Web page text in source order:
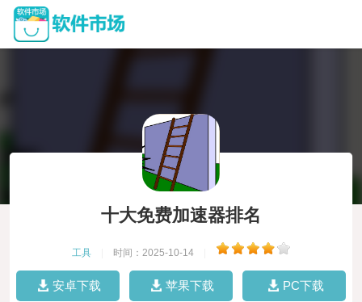
十大免费加速器排名
工具 时间：2025-10-14
安卓下载 苹果下载 PC下载